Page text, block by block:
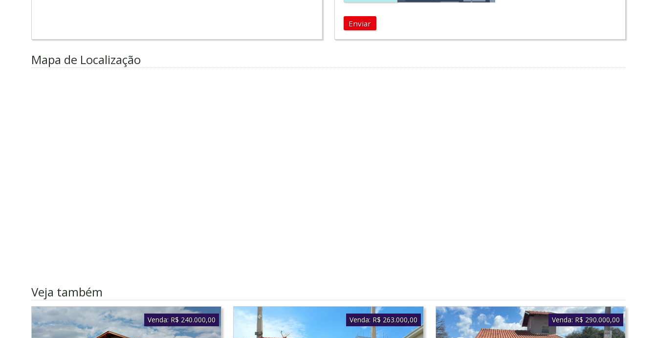
Enviar
Mapa de Localização
Veja também
Venda: R$ 240.000,00 Venda: R$ 263.000,00 Venda: R$ 290.000,00